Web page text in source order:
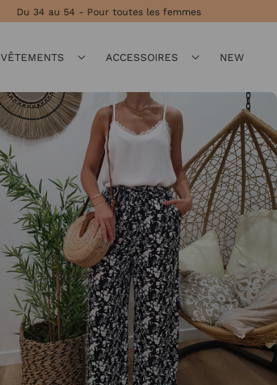
Du 34 au 54 - Pour toutes les femmes
VÊTEMENTS ACCESSOIRES NEW